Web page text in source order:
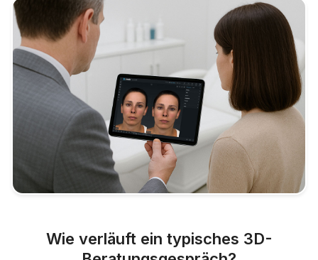
Wie verläuft ein typisches 3D-